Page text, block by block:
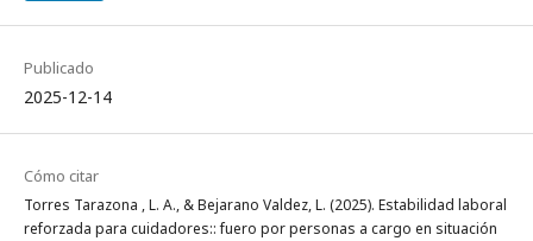
Publicado
2025-12-14
Cómo citar
Torres Tarazona , L. A., & Bejarano Valdez, L. (2025). Estabilidad laboral
reforzada para cuidadores:: fuero por personas a cargo en situación